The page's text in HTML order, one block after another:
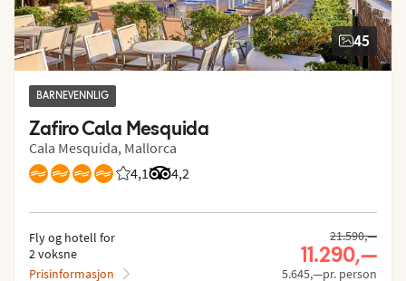
45
BARNEVENNLIG
Zafiro Cala Mesquida
Cala Mesquida, Mallorca
4,1
Vurdering fra Vings gjester: 4.077/5
4,2
Vurdering fra Tripadvisor: 4.2 of 5
Fly og hotell for
2 voksne
Prisinformasjon
21.590,—
11.290,—
5.645,—pr. person